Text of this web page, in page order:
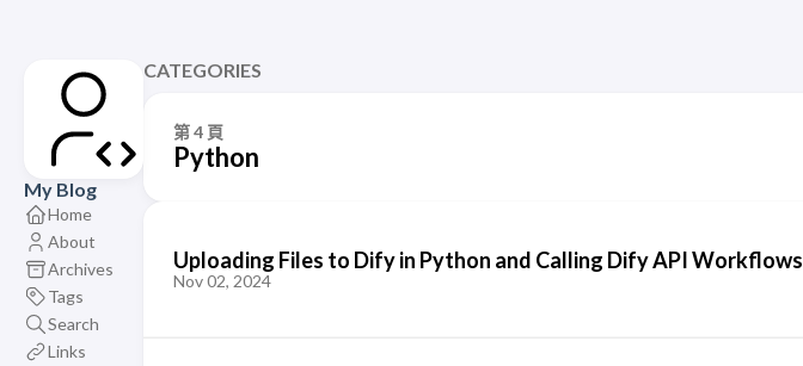
My Blog
Home
About
Archives
Tags
Search
Links
CATEGORIES
第 4 頁
Python
Uploading Files to Dify in Python and Calling Dify API Workflows
Nov 02, 2024